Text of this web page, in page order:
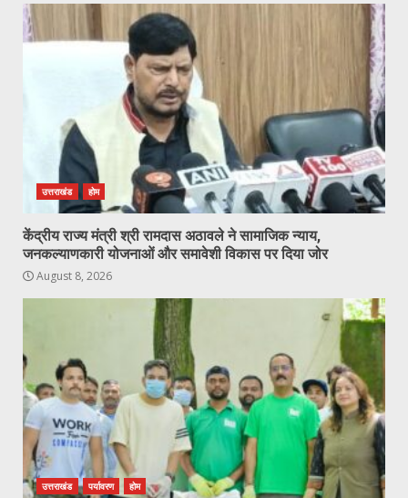
उत्तराखंड होम
केंद्रीय राज्य मंत्री श्री रामदास अठावले ने सामाजिक न्याय,
जनकल्याणकारी योजनाओं और समावेशी विकास पर दिया जोर
August 8, 2026
उत्तराखंड पर्यावरण होम